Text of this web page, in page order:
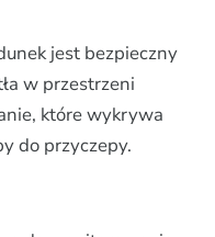
jest bezpieczny
w przestrzeni
które wykrywa
do przyczepy.